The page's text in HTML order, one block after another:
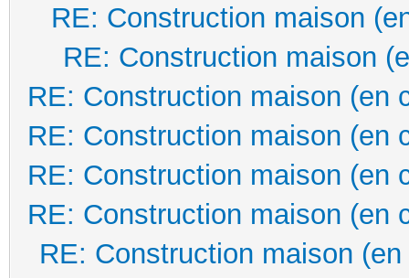
RE: Construction maison
RE: Construction maison
RE: Construction maison (en
RE: Construction maison (en
RE: Construction maison (en
RE: Construction maison (en
RE: Construction maison